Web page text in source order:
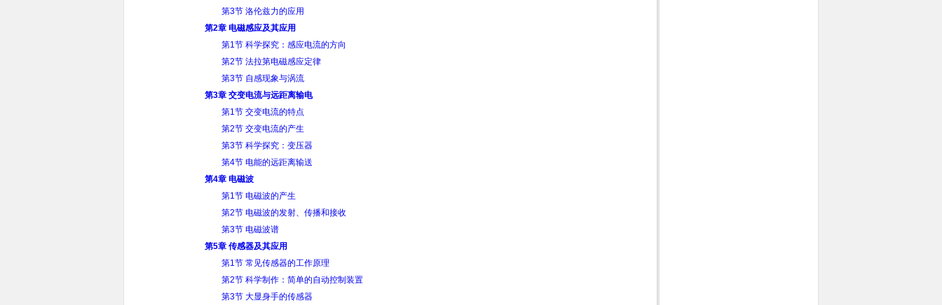
第3节 洛伦兹力的应用
第2章 电磁感应及其应用
第1节 科学探究：感应电流的方向
第2节 法拉第电磁感应定律
第3节 自感现象与涡流
第3章 交变电流与远距离输电
第1节 交变电流的特点
第2节 交变电流的产生
第3节 科学探究：变压器
第4节 电能的远距离输送
第4章 电磁波
第1节 电磁波的产生
第2节 电磁波的发射、传播和接收
第3节 电磁波谱
第5章 传感器及其应用
第1节 常见传感器的工作原理
第2节 科学制作：简单的自动控制装置
第3节 大显身手的传感器